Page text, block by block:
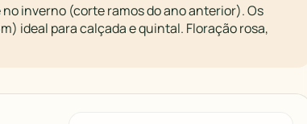
inverno (corte ramos do ano anterior). Os
ideal para calçada e quintal. Floração rosa,